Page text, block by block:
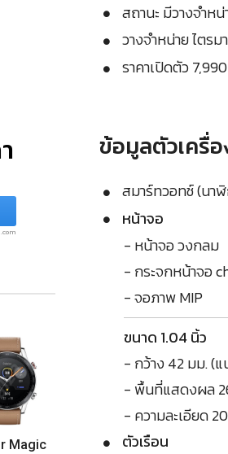
Magic
สถานะ มีวางจำห
วางจำหน่าย ไตร
ราคาเปิดตัว
ข้อมูลตัวเครื่
สมาร์ทวอทช์ (นา
หน้าจอ
- หน้าจอ วงกลม
- กระจกหน้าจอ
- จอภาพ MIP
ขนาด 1.04 นิ้ว
- กว้าง 42 มม. (แ
- พื้นที่แสดงผล
- ความละเอียด
ตัวเรือน